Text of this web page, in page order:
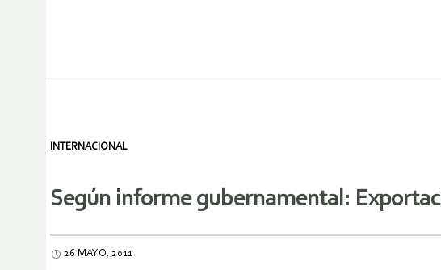
INTERNACIONAL
Según informe gubernamental:
26 MAYO, 2011